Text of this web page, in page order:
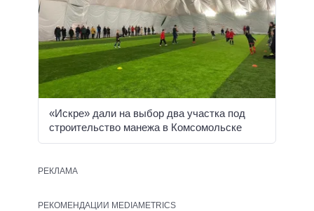
«Искре» дали на выбор два участка под
строительство манежа в Комсомольске
РЕКЛАМА
РЕКОМЕНДАЦИИ MEDIAMETRICS